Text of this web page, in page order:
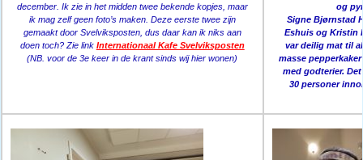
december. Ik zie in het midden twee bekende kopjes, maar
ik mag zelf geen foto’s maken. Deze eerste twee zijn
gemaakt door Svelviksposten, dus daar kan ik niks aan
doen toch? Zie link Internationaal Kafe Svelviksposten
(NB. voor de 3e keer in de krant sinds wij hier wonen)
og
Signe Bjørnstad
Eshuis og Kristin
var deilig mat til
masse
med godterier.
30 personer